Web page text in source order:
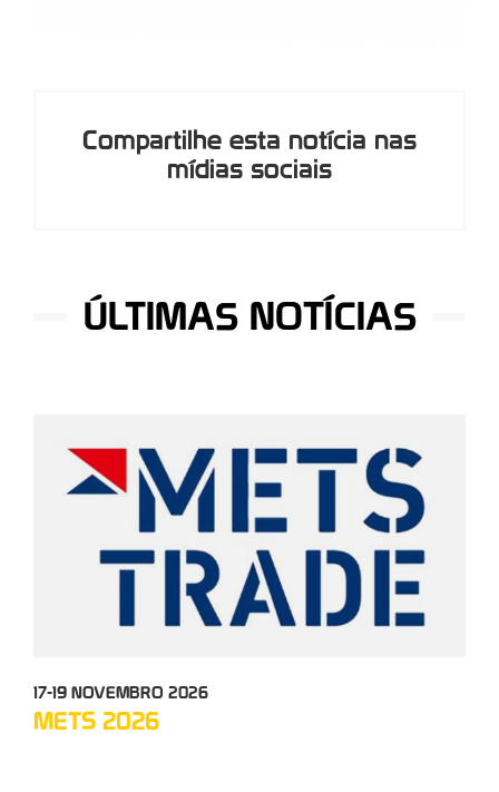
Compartilhe esta notícia nas
mídias sociais
ÚLTIMAS NOTÍCIAS
17-19 NOVEMBRO 2026
METS 2026